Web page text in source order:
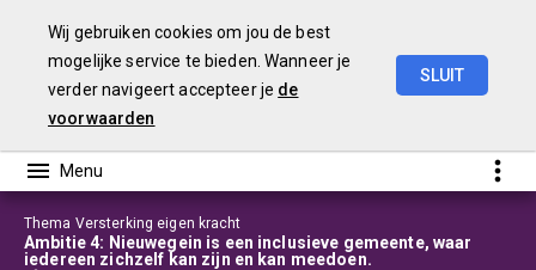
Wij gebruiken cookies om jou de best
mogelijke service te bieden. Wanneer je
verder navigeert accepteer je de
voorwaarden
SLUIT
Thema Versterking eigen kracht
Ambitie 4: Nieuwegein is een inclusieve gemeente, waar
iedereen zichzelf kan zijn en kan meedoen.